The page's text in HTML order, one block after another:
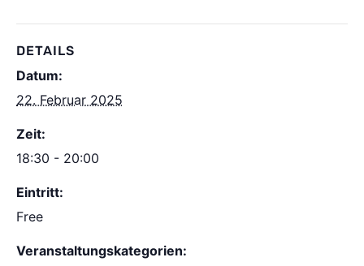
DETAILS
Datum:
22. Februar 2025
Zeit:
18:30 - 20:00
Eintritt:
Free
Veranstaltungskategorien: